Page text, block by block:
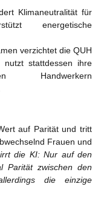
Klimaneutralität für
energetische
verzichtet die QUH
nutzt stattdessen ihre
Handwerkern
auf Parität und tritt
Frauen und
die KI: Nur auf den
Parität zwischen den
die einzige